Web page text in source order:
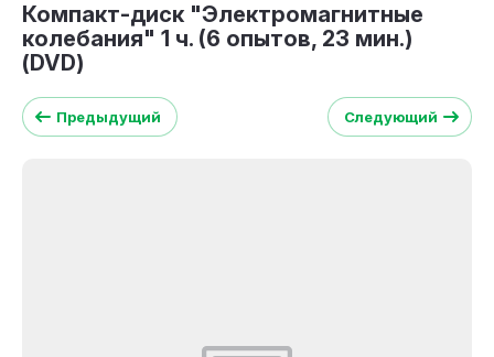
Компакт-диск "Электромагнитные
колебания" 1 ч. (6 опытов, 23 мин.)
(DVD)
Предыдущий Следующий